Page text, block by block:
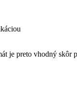
je preto vhodný skôr